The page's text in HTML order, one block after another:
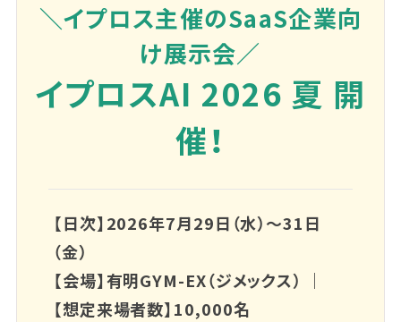
＼イプロス主催のSaaS企業向
け展示会／
イプロスAI 2026 夏 開
催！
【日次】2026年7月29日（水）～31日
（金）
【会場】有明GYM-EX（ジメックス） ｜
【想定来場者数】10,000名